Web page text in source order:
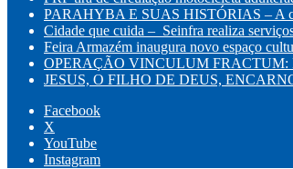
PARAHYBA E SUAS HISTÓRIAS – A
Cidade que cuida – Seinfra realiza
Feira Armazém inaugura novo espaço
OPERAÇÃO VINCULUM FRACTUM:
JESUS, O FILHO DE DEUS,
Facebook
X
YouTube
Instagram